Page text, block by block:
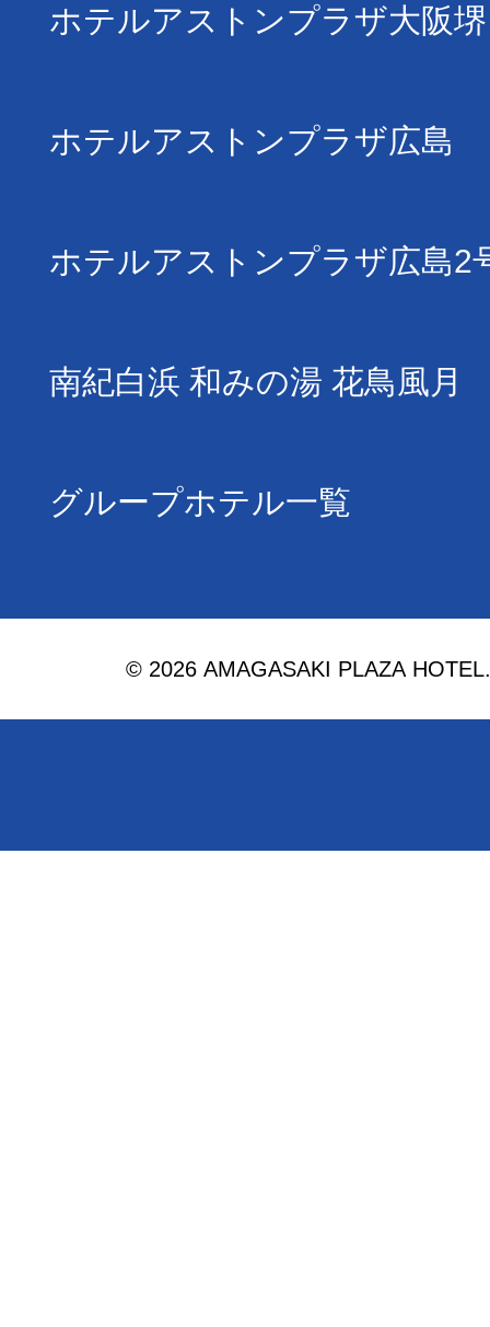
ホテルアストンプラザ大阪堺
ホテルアストンプラザ広島
ホテルアストンプラザ広島2
南紀白浜 和みの湯 花鳥風月
グループホテル一覧
© 2026 AMAGASAKI PLAZA